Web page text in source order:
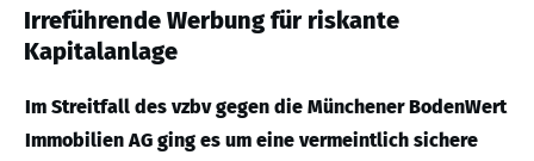
Irreführende Werbung für riskante
Kapitalanlage
Im Streitfall des vzbv gegen die Münchener BodenWert
Immobilien AG ging es um eine vermeintlich sichere